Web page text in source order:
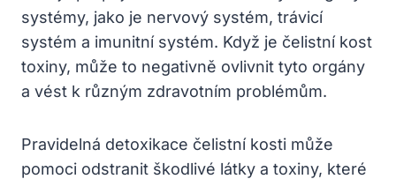
systémy, jako je nervový systém, trávicí
systém a imunitní systém. Když je čelistní kost
toxiny, může to negativně ovlivnit tyto orgány
a vést k různým zdravotním problémům.
Pravidelná detoxikace čelistní kosti může
pomoci odstranit škodlivé látky a toxiny, které